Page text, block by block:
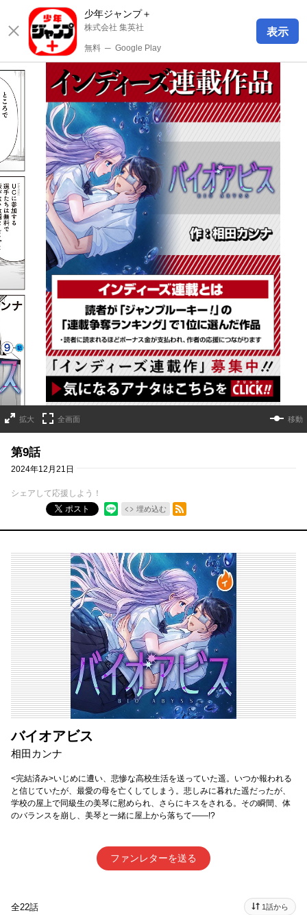
少年ジャンプ＋
株式会社 集英社
無料 ─ Google Play
表示
詳細ページへのリンク
拡大 全画面 移動
第9話
2024年12月21日
シェアして応援しよう！
ポスト
埋め込む
RSSフィード
バイオアビス
相田カンナ
<完結済み>いじめに遭い、悲惨な高校生活を送っていた遥。いつか報われる
と信じていたが、最愛の母を亡くしてしまう。悲しみに暮れた遥だったが、
学校の屋上で同級生の美琴に慰められ、さらにキスをされる。その瞬間、体
のバランスを崩し、美琴と一緒に屋上から落ちて――!?
ファンレターを送る
全22話 1話から